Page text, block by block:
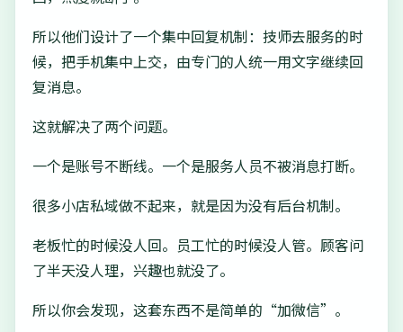
所以他们设计了一个集中回复机制：技师去服务的时
候，把手机集中上交，由专门的人统一用文字继续回
复消息。
这就解决了两个问题。
一个是账号不断线。一个是服务人员不被消息打断。
很多小店私域做不起来，就是因为没有后台机制。
老板忙的时候没人回。员工忙的时候没人管。顾客问
了半天没人理，兴趣也就没了。
所以你会发现，这套东西不是简单的“加微信”。